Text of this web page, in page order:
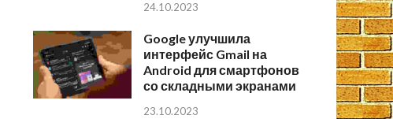
24.10.2023
Google улучшила
интерфейс Gmail на
Android для смартфонов
со складными экранами
23.10.2023